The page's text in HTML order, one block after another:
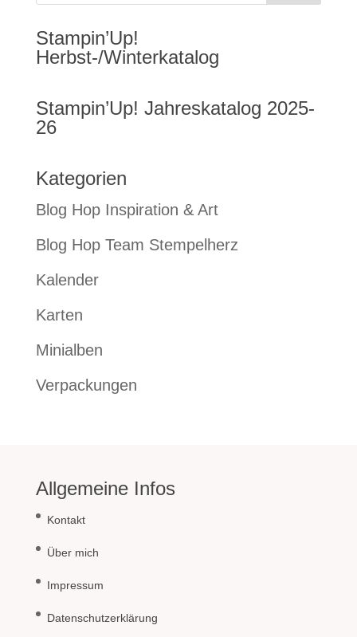
Stampin’Up!
Herbst-/Winterkatalog
Stampin’Up! Jahreskatalog 2025-
26
Kategorien
Blog Hop Inspiration & Art
Blog Hop Team Stempelherz
Kalender
Karten
Minialben
Verpackungen
Allgemeine Infos
Kontakt
Über mich
Impressum
Datenschutzerklärung